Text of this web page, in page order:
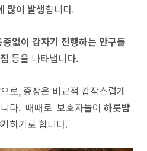
많이 발생합니다.
증없이 갑자기 진행하는 안구돌
등을 나타냅니다.
으로, 증상은 비교적 갑작스럽게
다. 때때로 보호자들이 하룻밤
하기로 합니다.